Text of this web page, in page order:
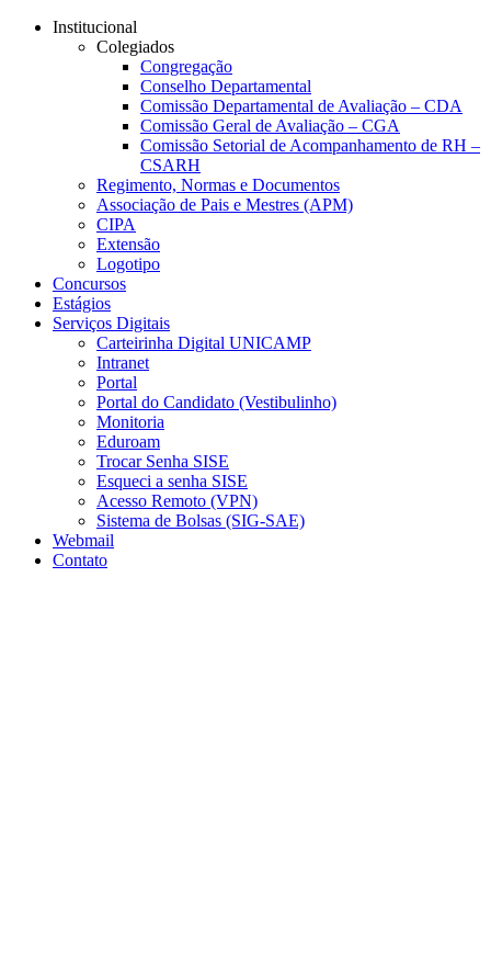
Conteúdo principal
Institucional
Colegiados
Congregação
Conselho Departamental
Comissão Departamental de Avaliação – CDA
Comissão Geral de Avaliação – CGA
Comissão Setorial de Acompanhamento de RH –
CSARH
Regimento, Normas e Documentos
Associação de Pais e Mestres (APM)
CIPA
Extensão
Logotipo
Concursos
Estágios
Serviços Digitais
Carteirinha Digital UNICAMP
Intranet
Portal
Portal do Candidato (Vestibulinho)
Monitoria
Eduroam
Trocar Senha SISE
Esqueci a senha SISE
Acesso Remoto (VPN)
Sistema de Bolsas (SIG-SAE)
Webmail
Contato